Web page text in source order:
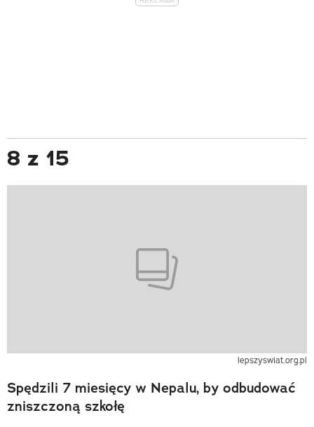
8 z 15
lepszyswiat.org.pl
Spędzili 7 miesięcy w Nepalu, by odbudować
zniszczoną szkołę